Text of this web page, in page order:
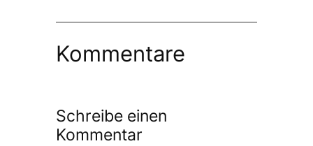
Kommentare
Schreibe einen
Kommentar